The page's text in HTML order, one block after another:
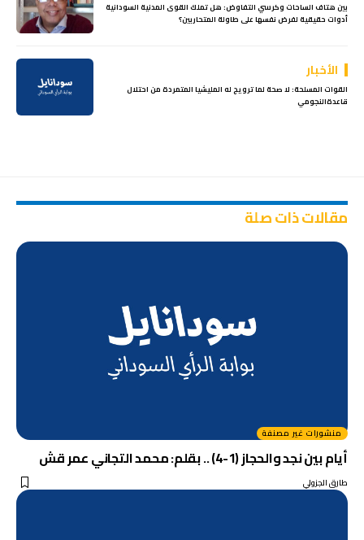
بين هتاف الساحات وكرسي التفاوض: هل تملك القوى المدنية السودانية
أدوات حقيقية لفرض نفسها على طاولة المتحاربين؟
الأخبار
القوات المسلحة: لا صحة لما ترويج له المليشيا المتمردة من احتلال
قاعدةالنجومي
مقالات ذات صلة
منشورات غير مصنفة
أيام بين نجد والحجاز (1-4) .. بقلم: محمد التجاني عمر قش
طارق الجزولي